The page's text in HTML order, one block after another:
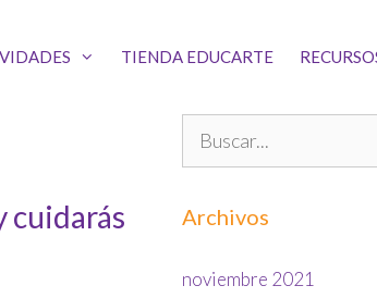
TIENDA EDUCARTE
cuidarás
Archivos
noviembre 2021